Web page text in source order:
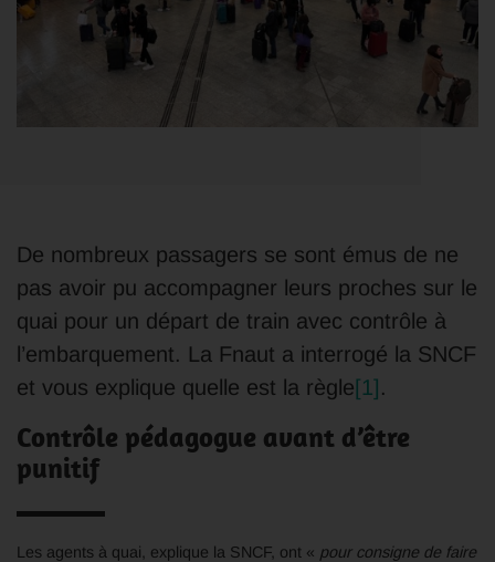
De nombreux passagers se sont émus de ne
pas avoir pu accompagner leurs proches sur le
quai pour un départ de train avec contrôle à
l’embarquement. La Fnaut a interrogé la SNCF
et vous explique quelle est la règle[1].
Contrôle pédagogue avant d’être
punitif
Les agents à quai, explique la SNCF, ont « pour consigne de faire